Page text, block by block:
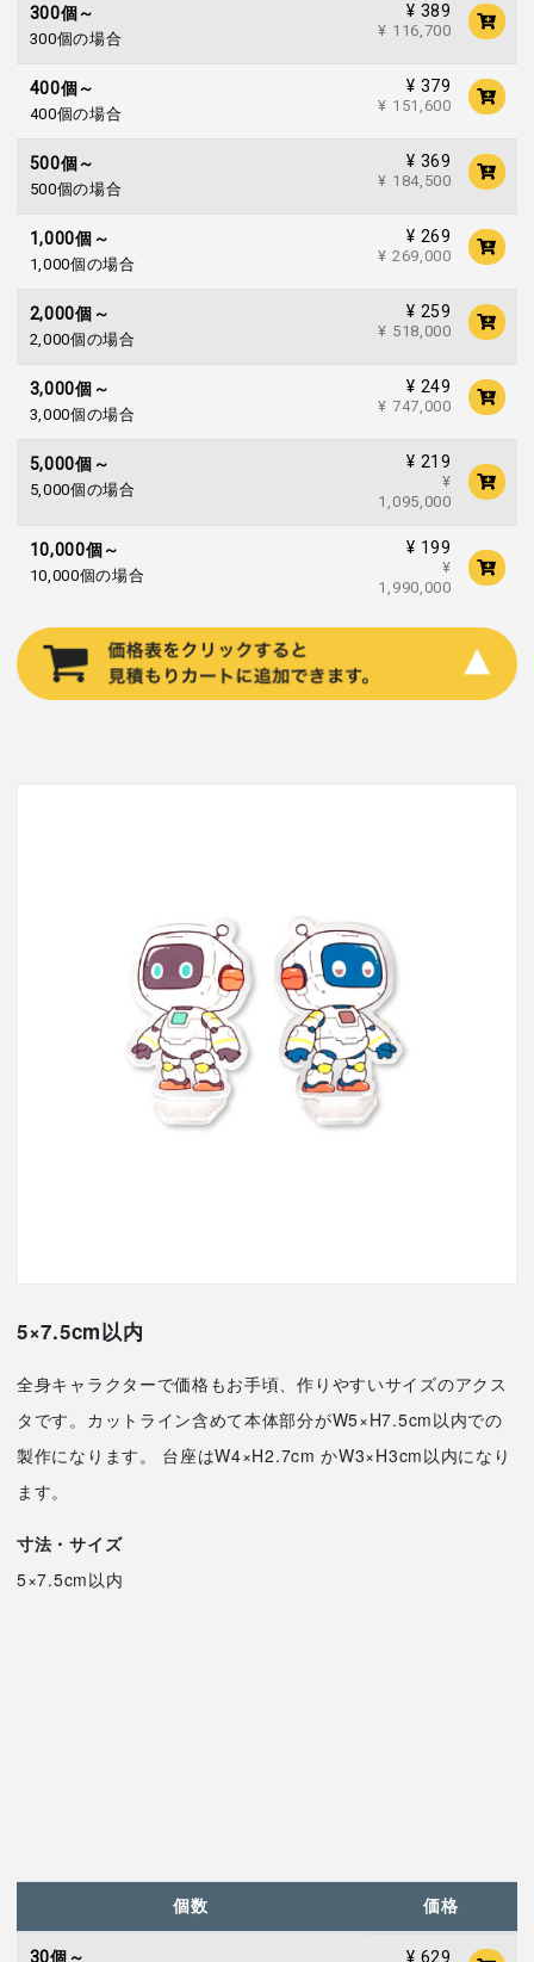
300個～
300個の場合
¥ 389
¥ 116,700
400個～
400個の場合
¥ 379
¥ 151,600
500個～
500個の場合
¥ 369
¥ 184,500
1,000個～
1,000個の場合
¥ 269
¥ 269,000
2,000個～
2,000個の場合
¥ 259
¥ 518,000
3,000個～
3,000個の場合
¥ 249
¥ 747,000
5,000個～
5,000個の場合
¥ 219
¥
1,095,000
10,000個～
10,000個の場合
¥ 199
¥
1,990,000
5×7.5cm以内
全身キャラクターで価格もお手頃、作りやすいサイズのアクス
タです。カットライン含めて本体部分がW5×H7.5cm以内での
製作になります。 台座はW4×H2.7cm かW3×H3cm以内になり
ます。
寸法・サイズ
5×7.5cm以内
個数 価格
30個～ ¥ 629